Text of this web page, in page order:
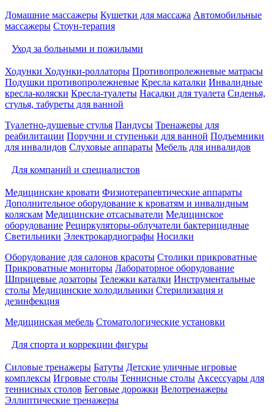
Домашние массажеры Кушетки для массажа Автомобильные
массажеры Стоун-терапия
Уход за больными и пожилыми
Ходунки Ходунки-роллаторы Противопролежневые матрасы
Подушки противопролежневые Кресла каталки Инвалидные
кресла-коляски Кресла-туалеты Насадки для туалета Сиденья,
стулья, табуреты для ванной
Туалетно-душевые стулья Пандусы Тренажеры для
реабилитации Поручни и ступеньки для ванной Подъемники
для инвалидов Слуховые аппараты Мебель для инвалидов
Для компаний и специалистов
Медицинские кровати Физиотерапевтические аппараты
Дополнительное оборудование к кроватям и инвалидным
коляскам Медицинские отсасыватели Медицинское
оборудование Рециркуляторы-облучатели бактерицидные
Светильники Электрокардиографы Носилки
Оборудование для салонов красоты Столики прикроватные
Прикроватные мониторы Лабораторное оборудование
Шприцевые дозаторы Тележки каталки Инструментальные
столы Медицинские холодильники Стерилизация и
дезинфекция
Медицинская мебель Стоматологические установки
Для спорта и коррекции фигуры
Силовые тренажеры Батуты Детские уличные игровые
комплексы Игровые столы Теннисные столы Аксессуары для
теннисных столов Беговые дорожки Велотренажеры
Эллиптические тренажеры